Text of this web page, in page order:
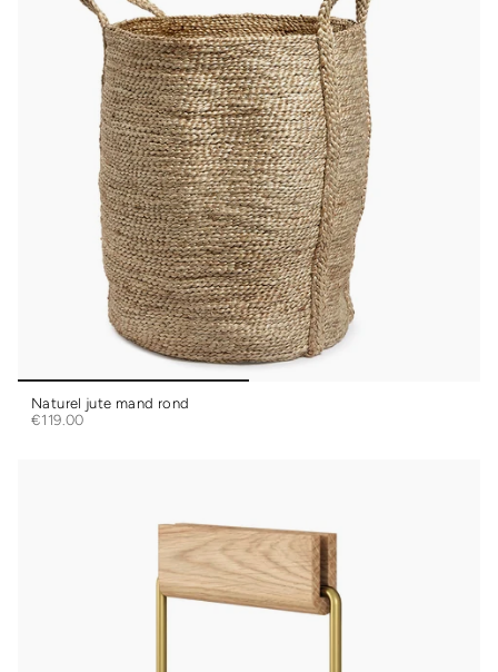
Naturel jute mand rond
€119.00